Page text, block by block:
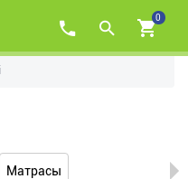
0
Матрасы